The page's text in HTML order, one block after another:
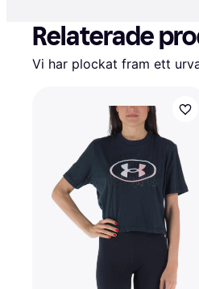
Relaterade
Vi har plockat fram ett